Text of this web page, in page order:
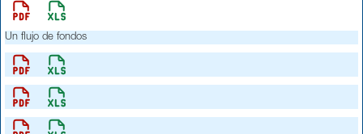
Un flujo de fondos